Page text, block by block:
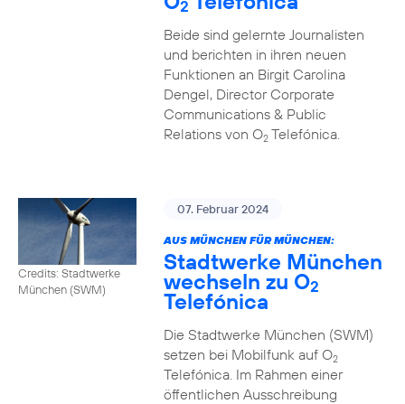
2
Beide sind gelernte Journalisten
und berichten in ihren neuen
Funktionen an Birgit Carolina
Dengel, Director Corporate
Communications & Public
Relations von O2Telefónica.
Credits: Stadtwerke
München (SWM)
07. Februar 2024
AUS MÜNCHEN FÜR MÜNCHEN:
Stadtwerke München
wechseln zu O2
Telefónica
Die Stadtwerke München (SWM)
setzen bei Mobilfunk auf O2
Telefónica. Im Rahmen einer
öffentlichen Ausschreibung